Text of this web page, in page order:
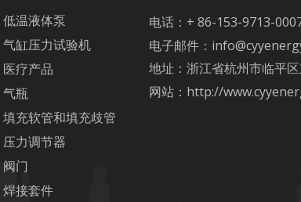
低温液体泵
气缸压力试验机
医疗产品
气瓶
填充软管和填充歧管
压力调节器
阀门
焊接套件
电话：+ 86-153-9713-
电子邮件：
地址：浙江省杭州市临平
网站： http://